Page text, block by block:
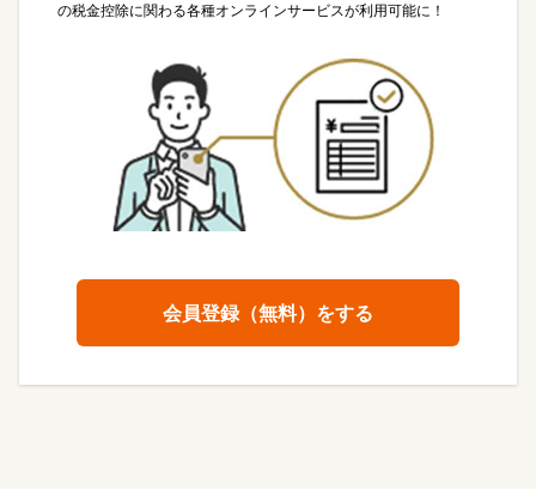
の税金控除に関わる各種オンラインサービスが利用可能に！
会員登録（無料）をする